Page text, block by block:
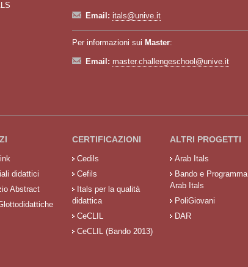
Email: itals@unive.it
Per informazioni sui Master:
Email: master.challengeschool@unive.it
didattici
Abstract
CERTIFICAZIONI
Cedils
Cefils
Itals per la qualità
didattica
CeCLIL
CeCLIL (Bando 2013)
ALTRI PROGETTI
Arab Itals
Bando e Programma
Arab Itals
PoliGiovani
DAR